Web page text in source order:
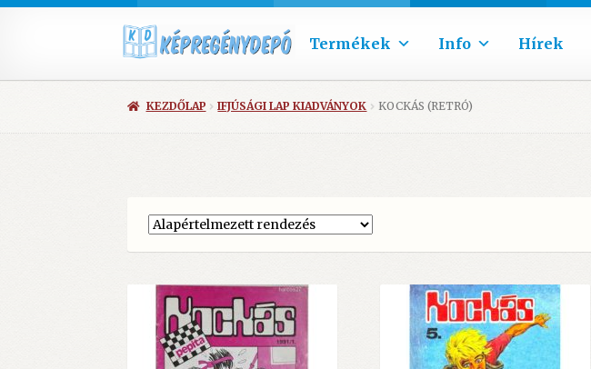
Termékek Info Hírek
KEZDŐLAP IFJÚSÁGI LAP KIADVÁNYOK KOCKÁS (RETRÓ)